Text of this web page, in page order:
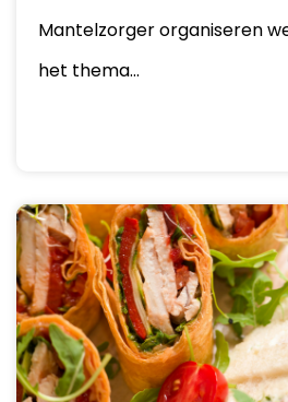
Mantelzorger organiseren
het thema…